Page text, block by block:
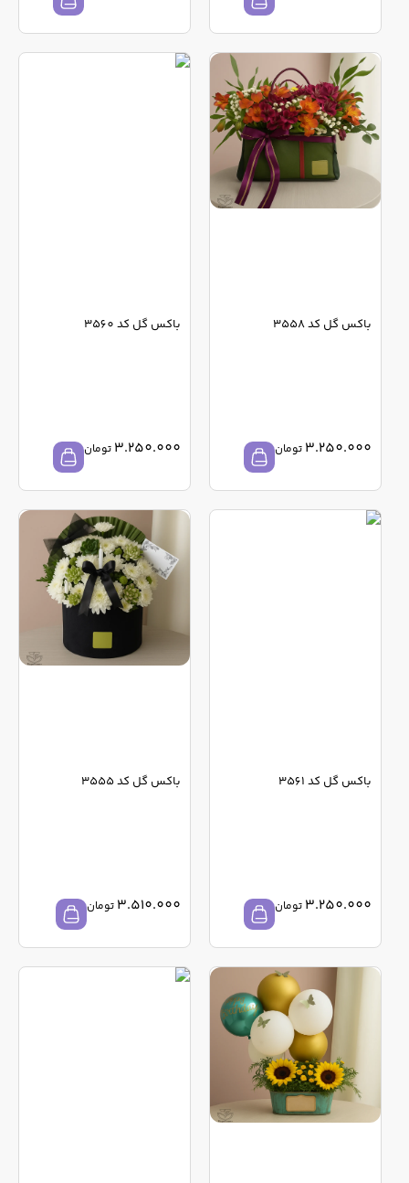
باکس گل کد 3558
3.250.000 تومان
باکس گل کد 3560
3.250.000 تومان
باکس گل کد 3561
3.250.000 تومان
باکس گل کد 3555
3.510.000 تومان